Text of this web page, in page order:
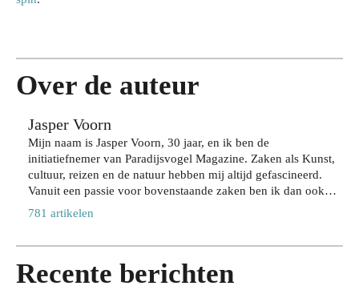
Over de auteur
Jasper Voorn
Mijn naam is Jasper Voorn, 30 jaar, en ik ben de
initiatiefnemer van Paradijsvogel Magazine. Zaken als Kunst,
cultuur, reizen en de natuur hebben mij altijd gefascineerd.
Vanuit een passie voor bovenstaande zaken ben ik dan ook
Paradijsvogels Magazine begonnen. Naast mijn bezigheid bij
marketing resultaten voor meer dan 200 verschillende klanten.
Hier richten wij ons voornamelijk op duurzame marketing
781 artikelen
Recente berichten
je
rkle
ur
lan
met
de
juis
te
sha
mp
JULI
2026
gje
am:
zo
bel
je
de
stad
op
jou
w
po
28
JULI
en
inbr
aak
zon
der
in
te
lev
ere
op
stijl
27
cho
n
gen
ove
r
jou
w
acti
lev
ens
stijl